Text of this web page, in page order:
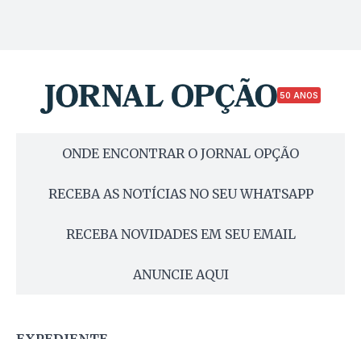
50 ANOS
ONDE ENCONTRAR O JORNAL OPÇÃO
RECEBA AS NOTÍCIAS NO SEU WHATSAPP
RECEBA NOVIDADES EM SEU EMAIL
ANUNCIE AQUI